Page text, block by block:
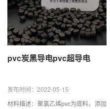
pvc炭黑导电pvc超导电
发布时间：2022-05-15
材料描述：聚氯乙烯pvc为底料，添加